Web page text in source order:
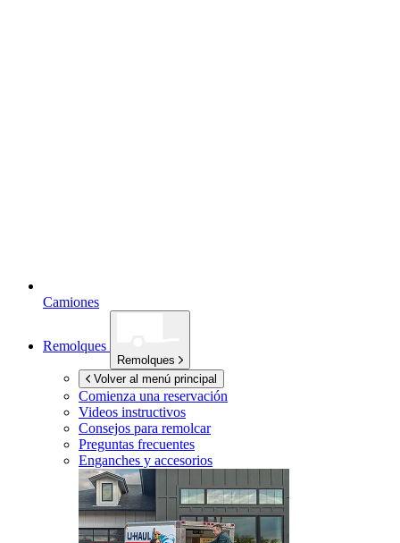
Camiones
Remolques
Remolques
Volver al menú principal
Comienza una reservación
Videos instructivos
Consejos para remolcar
Preguntas frecuentes
Enganches y accesorios